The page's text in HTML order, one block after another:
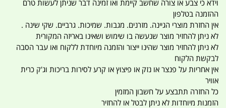
וידא כי צבע או צורה שחשב קיימת ואו זמינה דבר שניתן לעשות טרם
ההזמנה בטלפון
אין החזרת מוצרי הגיינה. מזרנים. מגבות. שמיכות. גרביים. שקי שינה .
לא ניתן להחזיר מוצר שנעשה בו שימוש ושאינו באריזה המקורית
לא ניתן להחזיר מוצר שהינו ייצור והזמנה מיוחדת ללקוח ואו עבר הסבה
לבקשת הלקוח
אין אחריות על פנצר או נזק או פיצוץ או קרע לסירות בריכות וג'ק כרית
אוויר
כל החזרה תתבצע על חשבון המזמין
הזמנות מיוחדות לא ניתן לבטל או להחזיר